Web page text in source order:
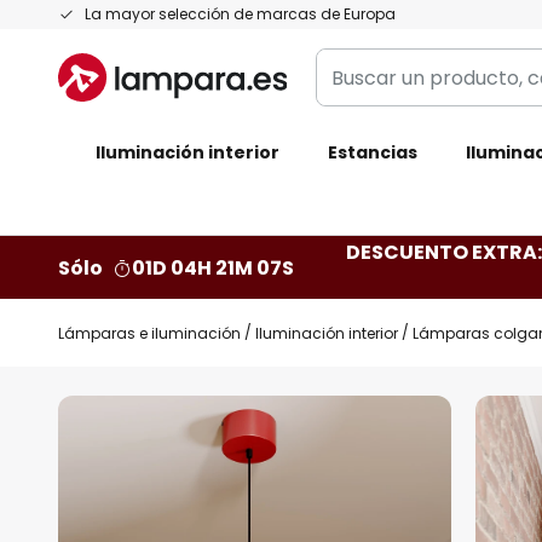
La mayor selección de marcas de Europa
Ir
contenido
Buscar
un
categoría,
Iluminación interior Estancias
Sólo 01D 04H 21M 06S
DESCUENTO
Lámparas e iluminación Iluminación interior Lámparas
Saltar